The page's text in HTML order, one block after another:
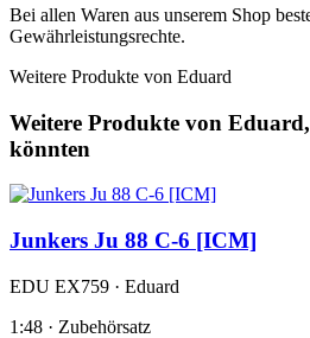
Bei allen Waren aus unserem Shop
Gewährleistungsrechte.
Weitere Produkte von Eduard
Weitere Produkte von Eduard,
könnten
Junkers Ju 88 C-6 [ICM]
EDU EX759 · Eduard
1:48 · Zubehörsatz